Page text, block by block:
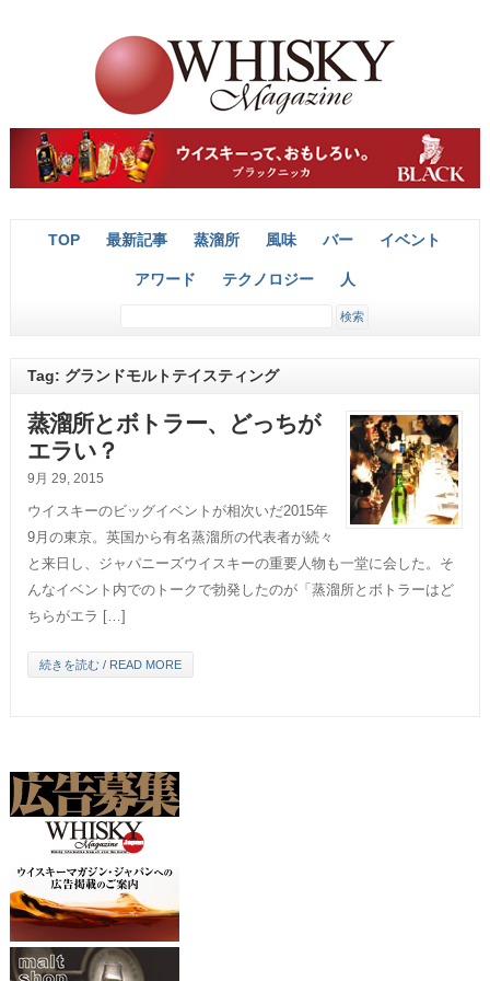
TOP 最新記事 蒸溜所 風味 バー イベント
アワード テクノロジー 人
Tag: グランドモルトテイスティング
蒸溜所とボトラー、どっちが
エラい？
9月 29, 2015
ウイスキーのビッグイベントが相次いだ2015年
9月の東京。英国から有名蒸溜所の代表者が続々
と来日し、ジャパニーズウイスキーの重要人物も一堂に会した。そ
んなイベント内でのトークで勃発したのが「蒸溜所とボトラーはど
ちらがエラ […]
続きを読む / READ MORE